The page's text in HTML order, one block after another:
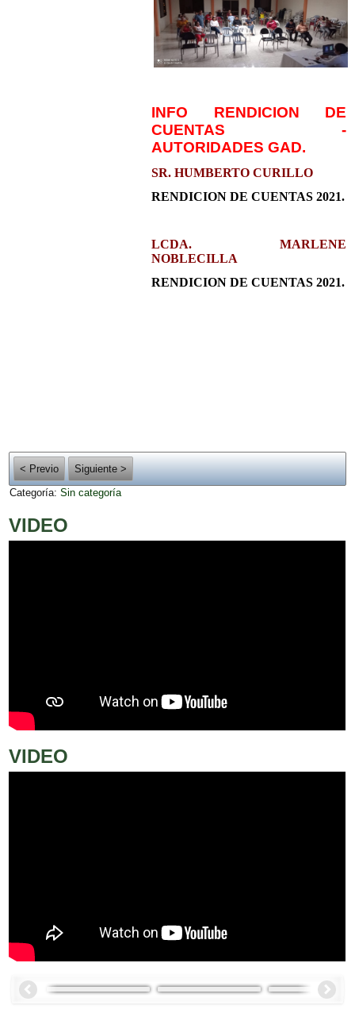
INFO RENDICION DE
CUENTAS -
AUTORIDADES GAD.
SR. HUMBERTO CURILLO
RENDICION DE CUENTAS 2021.
LCDA. MARLENE
NOBLECILLA
RENDICION DE CUENTAS 2021.
< Previo
Siguiente >
Categoría:Sin categoría
VIDEO
VIDEO